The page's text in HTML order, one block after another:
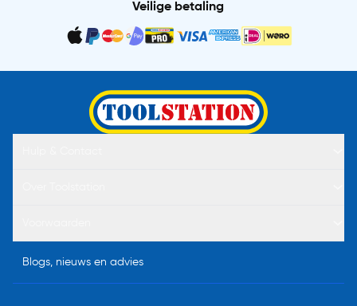
Veilige betaling
Blogs, nieuws en advies